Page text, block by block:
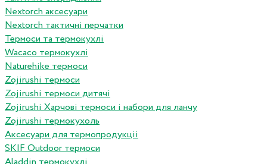
Nextorch аксесуари
Nextorch тактичні перчатки
Термоси та термокухлі
Wacaco термокухлі
Naturehike термоси
Zojirushi термоси
Zojirushi термоси дитячі
Zojirushi Харчові термоси і набори для ланчу
Zojirushi термокухоль
Аксесуари для термопродукціі
SKIF Outdoor термоси